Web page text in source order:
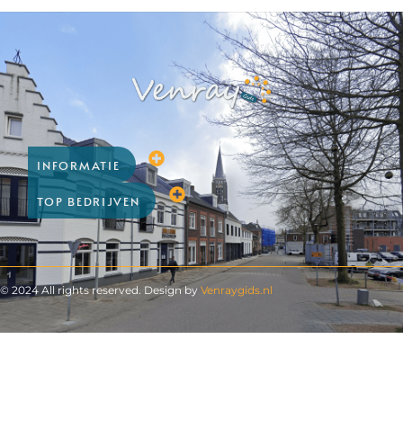
INFORMATIE
TOP BEDRIJVEN
© 2024 All rights reserved. Design by Venraygids.nl